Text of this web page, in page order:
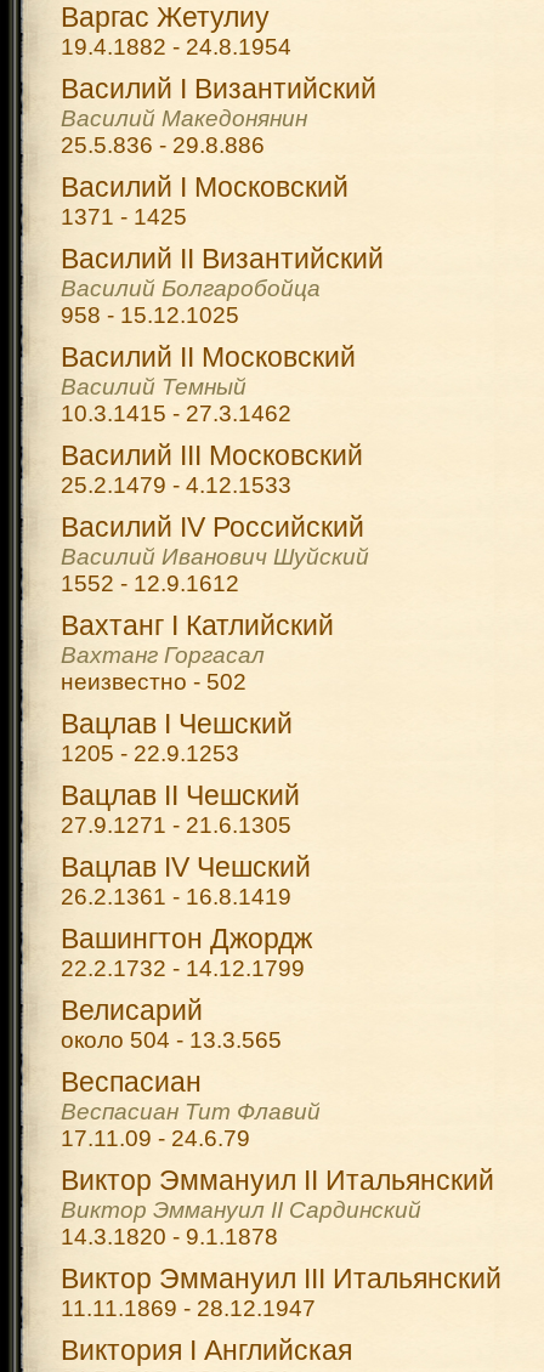
Варгас Жетулиу
19.4.1882 - 24.8.1954
Василий I Византийский
Василий Македонянин
25.5.836 - 29.8.886
Василий I Московский
1371 - 1425
Василий II Византийский
Василий Болгаробойца
958 - 15.12.1025
Василий II Московский
Василий Темный
10.3.1415 - 27.3.1462
Василий III Московский
25.2.1479 - 4.12.1533
Василий IV Российский
Василий Иванович Шуйский
1552 - 12.9.1612
Вахтанг I Катлийский
Вахтанг Горгасал
неизвестно - 502
Вацлав I Чешский
1205 - 22.9.1253
Вацлав II Чешский
27.9.1271 - 21.6.1305
Вацлав IV Чешский
26.2.1361 - 16.8.1419
Вашингтон Джордж
22.2.1732 - 14.12.1799
Велисарий
около 504 - 13.3.565
Веспасиан
Веспасиан Тит Флавий
17.11.09 - 24.6.79
Виктор Эммануил II Итальянский
Виктор Эммануил II Сардинский
14.3.1820 - 9.1.1878
Виктор Эммануил III Итальянский
11.11.1869 - 28.12.1947
Виктория I Английская